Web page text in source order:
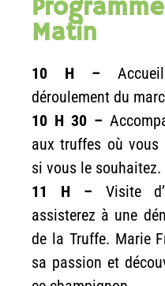
Matin
10 H –
déroulement du
10 H 30 –
aux truffes où vous
si vous le souhaitez.
11 H – Visite
assisterez à une
de la Truffe. Marie
sa passion et